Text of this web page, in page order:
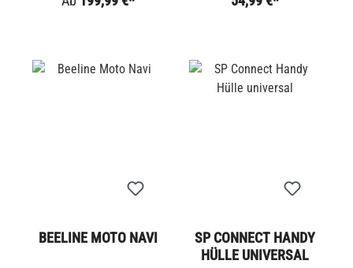
BEELINE MOTO NAVI
SP CONNECT HANDY
HÜLLE UNIVERSAL